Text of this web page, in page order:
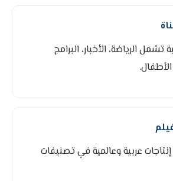
تشمل الرياضة، الأخبار، البرامج
عربية وعالمية في تصنيفات